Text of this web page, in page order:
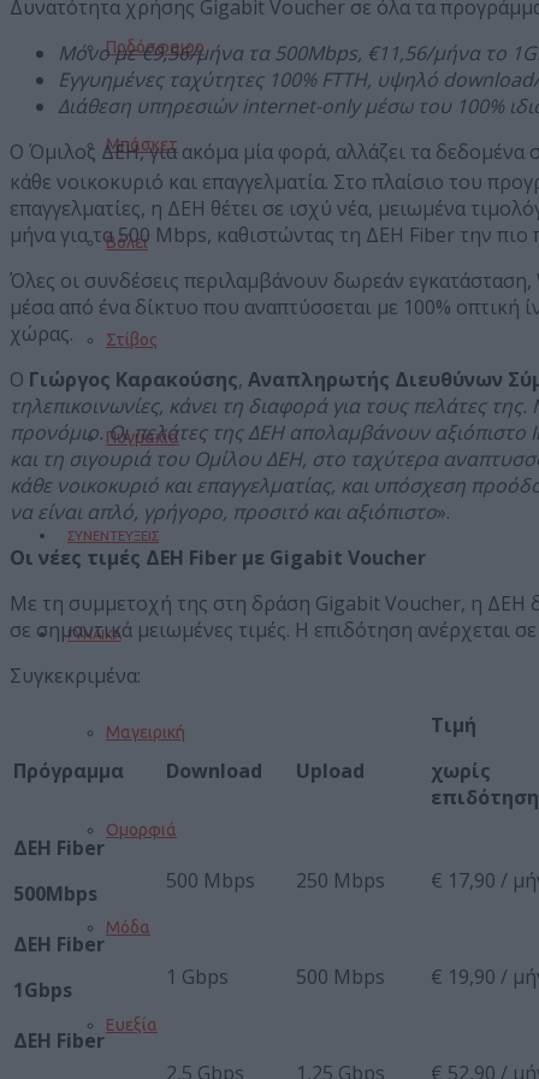
Ποδόσφαιρο
Μπάσκετ
Βόλεϊ
Στίβος
Πυγμαχία
ΣΥΝΕΝΤΕΥΞΕΙΣ
ΓΥΝΑΙΚΑ
Μαγειρική
Ομορφιά
Μόδα
Ευεξία
Δυνατότητα χρήσης Gigabit Voucher σε όλα τα
Μόνο με €9,56/μήνα τα 500Mbps, €11,56/μήνα το 1
Εγγυημένες ταχύτητες 100% FTTH, υψηλό download
Διάθεση υπηρεσιών internet-only μέσω του 100%
Ο Όμιλος ΔΕΗ, για ακόμα μία φορά, αλλάζει τα δεδομένα
κάθε νοικοκυριό και επαγγελματία. Στο πλαίσιο του
επαγγελματίες, η ΔΕΗ θέτει σε ισχύ νέα, μειωμένα
μήνα για τα 500 Mbps, καθιστώντας τη ΔΕΗ Fiber την
Όλες οι συνδέσεις περιλαμβάνουν δωρεάν
μέσα από ένα δίκτυο που αναπτύσσεται με 100%
χώρας.
Ο Γιώργος Καρακούσης, Αναπληρωτής Διευθύνων
τηλεπικοινωνίες, κάνει τη διαφορά για τους πελάτες
προνόμιο. Οι πελάτες της ΔΕΗ απολαμβάνουν
και τη σιγουριά του Ομίλου ΔΕΗ, στο ταχύτερα
κάθε νοικοκυριό και επαγγελματίας, και υπόσχεση
να είναι απλό, γρήγορο, προσιτό και αξιόπιστο».
Οι νέες τιμές ΔΕΗ Fiber με Gigabit Voucher
Με τη συμμετοχή της στη δράση Gigabit Voucher, η ΔΕΗ
σε σημαντικά μειωμένες τιμές. Η επιδότηση ανέρχεται
Συγκεκριμένα:
Πρόγραμμα Download Upload
Τιμή
χωρίς
επιδότηση
ΔΕΗ Fiber
500Mbps
500 Mbps 250 Mbps € 17,90 /
ΔΕΗ Fiber
1Gbps
1 Gbps 500 Mbps € 19,90 /
ΔΕΗ Fiber
2,5 Gbps 1,25 Gbps € 52,90 /